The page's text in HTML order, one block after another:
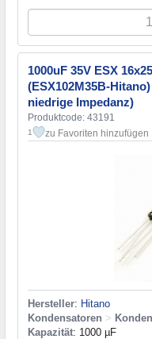
1000uF 35V ESX
(ESX102M35B-
niedrige Impedanz)
Produktcode: 43191
1 zu Favoriten hinzufügen
Hersteller: Hitano
Kondensatoren >
Kapazität: 1000 µF